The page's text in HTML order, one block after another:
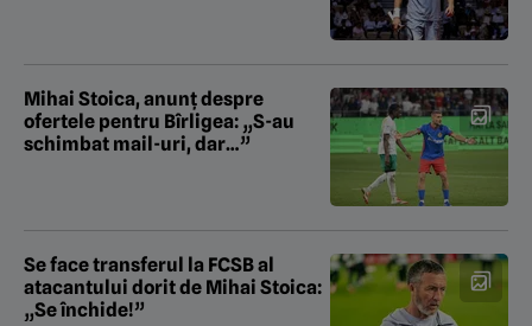
Mihai Stoica, anunț despre
ofertele pentru Bîrligea: „S-au
schimbat mail-uri, dar…”
Se face transferul la FCSB al
atacantului dorit de Mihai Stoica:
„Se închide!”